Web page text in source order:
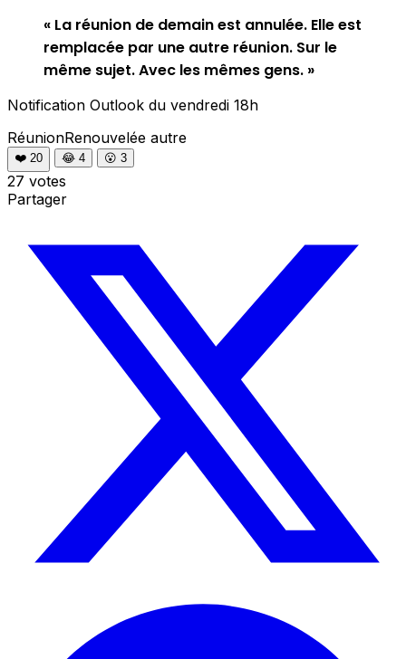
« La réunion de demain est annulée. Elle est
remplacée par une autre réunion. Sur le
même sujet. Avec les mêmes gens. »
Notification Outlook du vendredi 18h
RéunionRenouvelée autre
❤️ 20 😂 4 😮 3
27 votes
Partager